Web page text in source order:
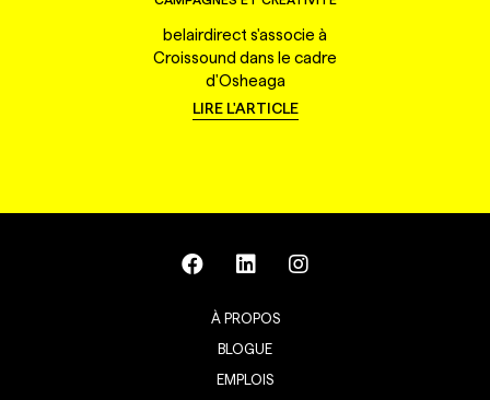
belairdirect s'associe à
Croissound dans le cadre
d'Osheaga
LIRE L'ARTICLE
À PROPOS
BLOGUE
EMPLOIS